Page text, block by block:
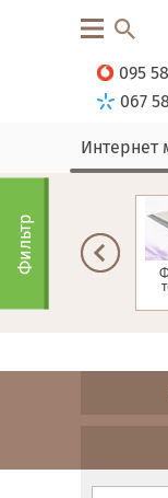
095
067
Интернет
Матрасы зима-
Фильтр